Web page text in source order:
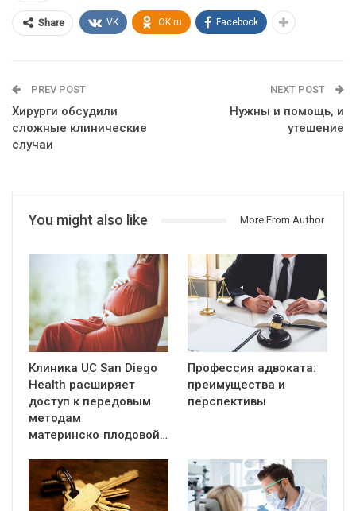
Share VK OK.ru Facebook
PREV POST
Хирурги обсудили
сложные клинические
случаи
NEXT POST
Нужны и помощь, и
утешение
You might also like More From Author
Клиника UC San Diego
Health расширяет
доступ к передовым
методам
материнско‑плодовой…
Профессия адвоката:
преимущества и
перспективы